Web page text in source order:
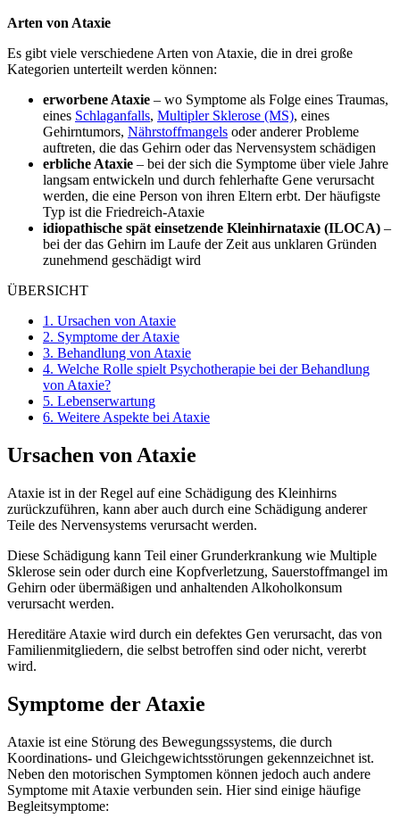
Arten von Ataxie
Es gibt viele verschiedene Arten von Ataxie, die in drei große
Kategorien unterteilt werden können:
erworbene Ataxie – wo Symptome als Folge eines Traumas,
eines Schlaganfalls, Multipler Sklerose (MS), eines
Gehirntumors, Nährstoffmangels oder anderer Probleme
auftreten, die das Gehirn oder das Nervensystem schädigen
erbliche Ataxie – bei der sich die Symptome über viele Jahre
langsam entwickeln und durch fehlerhafte Gene verursacht
werden, die eine Person von ihren Eltern erbt. Der häufigste
Typ ist die Friedreich-Ataxie
idiopathische spät einsetzende Kleinhirnataxie (ILOCA) –
bei der das Gehirn im Laufe der Zeit aus unklaren Gründen
zunehmend geschädigt wird
ÜBERSICHT
1. Ursachen von Ataxie
2. Symptome der Ataxie
3. Behandlung von Ataxie
4. Welche Rolle spielt Psychotherapie bei der Behandlung
von Ataxie?
5. Lebenserwartung
6. Weitere Aspekte bei Ataxie
Ursachen von Ataxie
Ataxie ist in der Regel auf eine Schädigung des Kleinhirns
zurückzuführen, kann aber auch durch eine Schädigung anderer
Teile des Nervensystems verursacht werden.
Diese Schädigung kann Teil einer Grunderkrankung wie Multiple
Sklerose sein oder durch eine Kopfverletzung, Sauerstoffmangel im
Gehirn oder übermäßigen und anhaltenden Alkoholkonsum
verursacht werden.
Hereditäre Ataxie wird durch ein defektes Gen verursacht, das von
Familienmitgliedern, die selbst betroffen sind oder nicht, vererbt
wird.
Symptome der Ataxie
Ataxie ist eine Störung des Bewegungssystems, die durch
Koordinations- und Gleichgewichtsstörungen gekennzeichnet ist.
Neben den motorischen Symptomen können jedoch auch andere
Symptome mit Ataxie verbunden sein. Hier sind einige häufige
Begleitsymptome: